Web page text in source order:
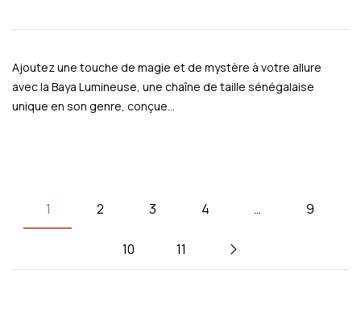
Ajoutez une touche de magie et de mystère à votre allure
avec la Baya Lumineuse, une chaîne de taille sénégalaise
unique en son genre, conçue…
1 2 3 4 … 9
10 11